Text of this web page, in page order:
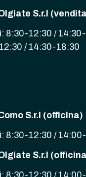
S.r.l
8:30-12:30 /
/ 14:30-18:30
S.r.l (officina)
8:30-12:30 /
S.r.l
8:30-12:30 /